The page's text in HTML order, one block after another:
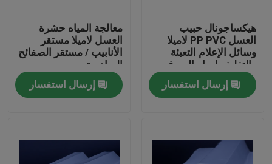
منتجات
هيكساجونال حبيب
العسل PP PVC لاميلا
وسائل الإعلام التعبئة
والتغليف لمياه الصرف
الصحي
إرسال استفسار
معالجة المياه حشرة
العسل لاميلا مستقر
الأنابيب / مستقر الصفائح
السادسة
إرسال استفسار